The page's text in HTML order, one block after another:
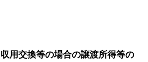
収用交換等の場合の譲渡所得等の